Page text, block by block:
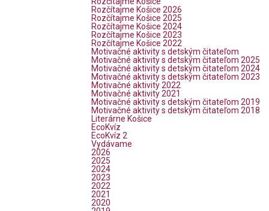
Rozčítajme Košice 2026
Rozčítajme Košice 2025
Rozčítajme Košice 2024
Rozčítajme Košice 2023
Rozčítajme Košice 2022
Motivačné aktivity s detským čitateľom
Motivačné aktivity s detským čitateľom 2025
Motivačné aktivity s detským čitateľom 2024
Motivačné aktivity s detským čitateľom 2023
Motivačné aktivity 2022
Motivačné aktivity 2021
Motivačné aktivity s detským čitateľom 2019
Motivačné aktivity s detským čitateľom 2018
Literárne Košice
EcoKvíz
EcoKvíz 2
Vydávame
2026
2025
2024
2023
2022
2021
2020